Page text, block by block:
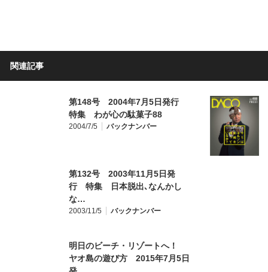
関連記事
第148号 2004年7月5日発行
特集 わが心の駄菓子88
2004/7/5 バックナンバー
第132号 2003年11月5日発
行 特集 日本脱出､なんかし
な…
2003/11/5 バックナンバー
明日のビーチ・リゾートへ！
ヤオ島の遊び方 2015年7月5日